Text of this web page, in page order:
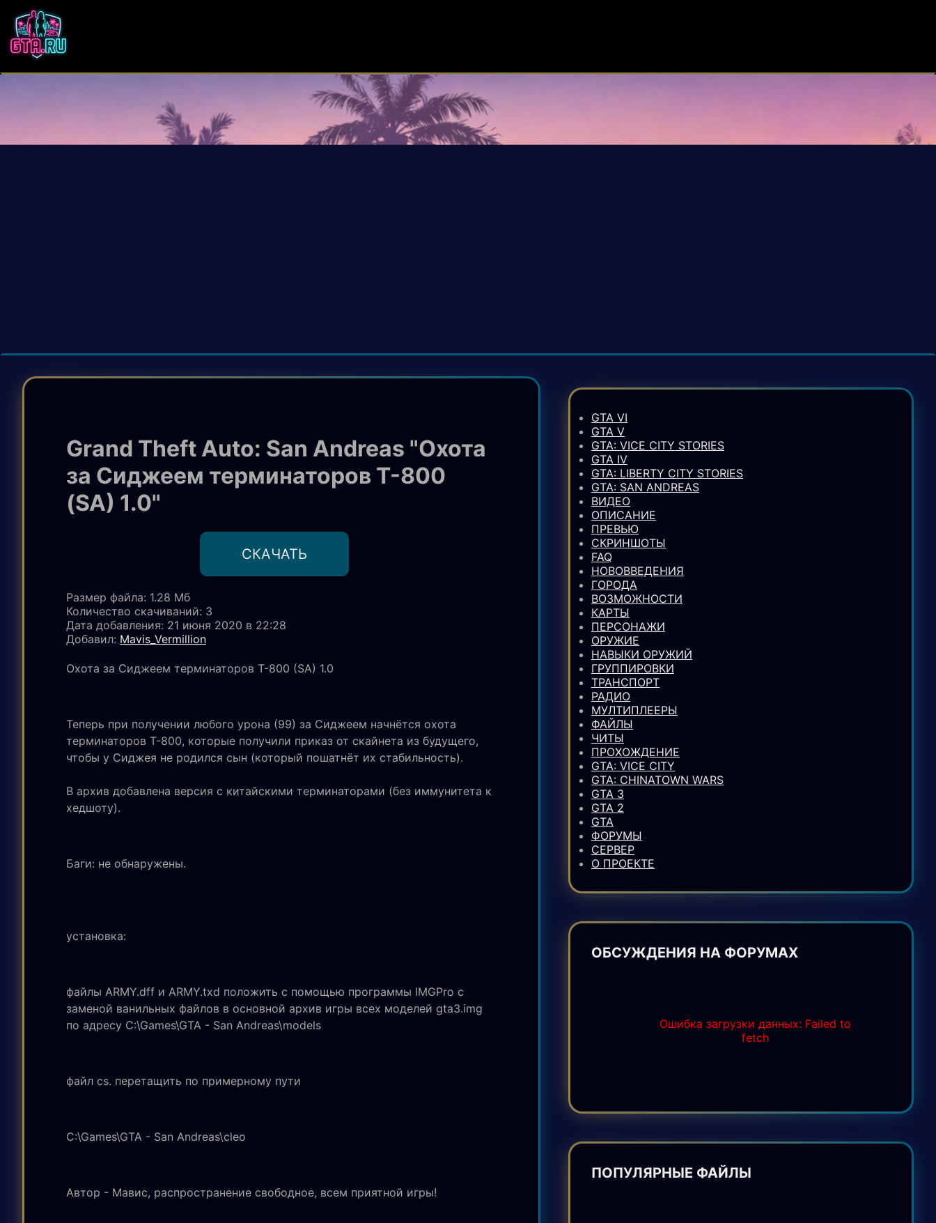
Grand Theft Auto: San Andreas "Охота
за Сиджеем терминаторов Т-800
(SA) 1.0"
CКАЧАТЬ
Размер файла: 1.28 Мб
Количество скачиваний: 3
Дата добавления: 21 июня 2020 в 22:28
Добавил: Mavis_Vermillion
Охота за Сиджеем терминаторов Т-800 (SA) 1.0
Теперь при получении любого урона (99) за Сиджеем начнётся охота
терминаторов Т-800, которые получили приказ от скайнета из будущего,
чтобы у Сиджея не родился сын (который пошатнёт их стабильность).
В архив добавлена версия с китайскими терминаторами (без иммунитета к
хедшоту).
Баги: не обнаружены.
установка:
файлы ARMY.dff и ARMY.txd положить с помощью программы IMGPro с
заменой ванильных файлов в основной архив игры всех моделей gta3.img
по адресу C:\Games\GTA - San Andreas\models
файл cs. перетащить по примерному пути
C:\Games\GTA - San Andreas\cleo
Автор - Мавис, распространение свободное, всем приятной игры!
GTA VI
GTA V
GTA: VICE CITY STORIES
GTA IV
GTA: LIBERTY CITY STORIES
GTA: SAN ANDREAS
ВИДЕО
ОПИСАНИЕ
ПРЕВЬЮ
СКРИНШОТЫ
FAQ
НОВОВВЕДЕНИЯ
ГОРОДА
ВОЗМОЖНОСТИ
КАРТЫ
ПЕРСОНАЖИ
ОРУЖИЕ
НАВЫКИ ОРУЖИЙ
ГРУППИРОВКИ
ТРАНСПОРТ
РАДИО
МУЛТИПЛЕЕРЫ
ФАЙЛЫ
ЧИТЫ
ПРОХОЖДЕНИЕ
GTA: VICE CITY
GTA: CHINATOWN WARS
GTA 3
GTA 2
GTA
ФОРУМЫ
СЕРВЕР
О ПРОЕКТЕ
ОБСУЖДЕНИЯ НА ФОРУМАХ
Ошибка загрузки данных: Failed to
fetch
ПОПУЛЯРНЫЕ ФАЙЛЫ